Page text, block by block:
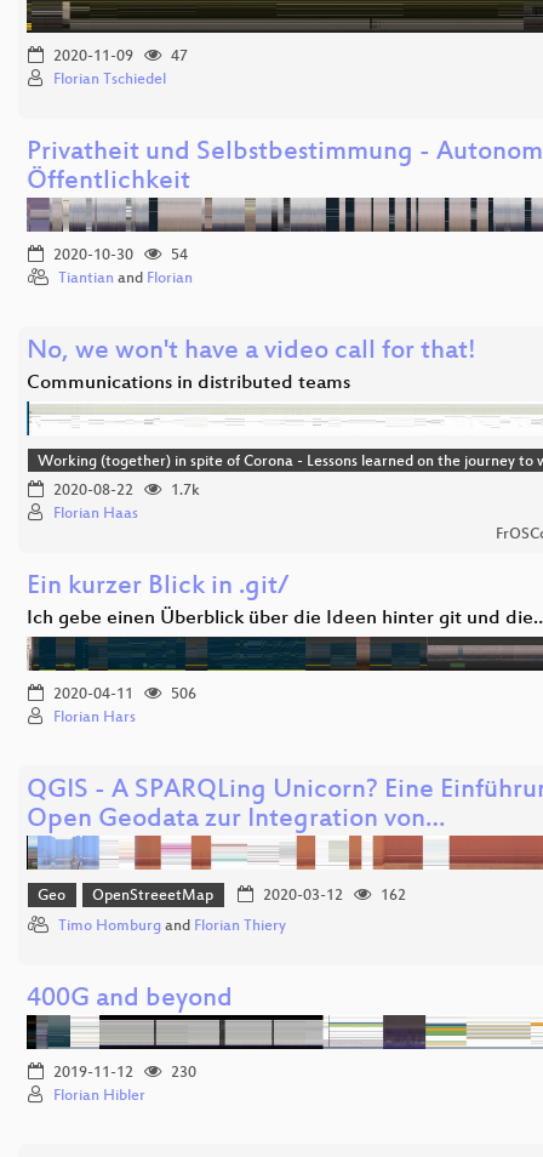
2020-11-09
47
Florian Tschiedel
Privatheit und Selbstbestimmung -
Öffentlichkeit
2020-10-30
54
Tiantian and Florian
No, we won't have a video call for that!
Communications in distributed teams
Working (together) in spite of Corona - Lessons learned on the journey to
2020-08-22
1.7k
Florian Haas
Ein kurzer Blick in .git/
Ich gebe einen Überblick über die Ideen hinter git und
2020-04-11
506
Florian Hars
QGIS - A SPARQLing Unicorn? Eine
Open Geodata zur Integration von…
Geo OpenStreeetMap 2020-03-12
162
Timo Homburg and Florian Thiery
400G and beyond
2019-11-12
230
Florian Hibler